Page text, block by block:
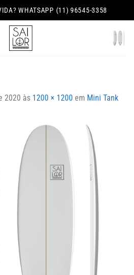
WHATSAPP (11) 96545-3358
2020 às 1200 × 1200 em Mini Tank